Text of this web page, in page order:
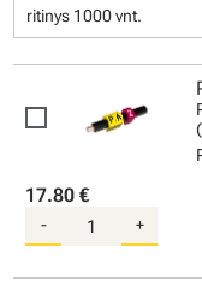
ritinys 1000 vnt.
17.80 €
- +